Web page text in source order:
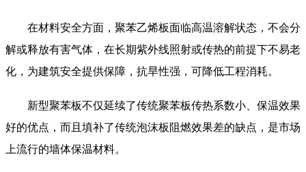
在材料安全方面，聚苯乙烯板面临高温溶解状态，不会分
解或释放有害气体，在长期紫外线照射或传热的前提下不易老
化，为建筑安全提供保障，抗旱性强，可降低工程消耗。
新型聚苯板不仅延续了传统聚苯板传热系数小、保温效果
好的优点，而且填补了传统泡沫板阻燃效果差的缺点，是市场
上流行的墙体保温材料。